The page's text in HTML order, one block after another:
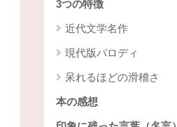
3つの特徴
近代文学名作
現代版パロディ
呆れるほどの滑稽さ
本の感想